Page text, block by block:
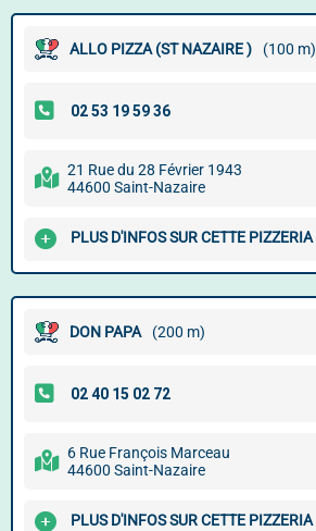
ALLO PIZZA (ST NAZAIRE ) (100 m)
21 Rue du 28 Février 1943
44600 Saint-Nazaire
PLUS D'INFOS SUR CETTE PIZZERIA
DON PAPA (200 m)
6 Rue François Marceau
44600 Saint-Nazaire
PLUS D'INFOS SUR CETTE PIZZERIA